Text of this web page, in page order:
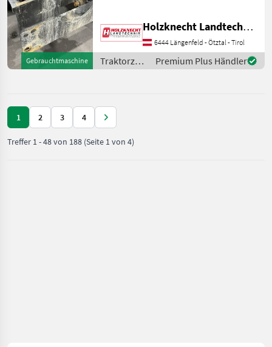
Gebrauchtmaschine
Zapfwelle, passend auch
für Hydrac Fronthubwerk
Wir freuen uns auf Ihr
Holzknecht Landtechnik GmbH.
6444 Längenfeld - Ötztal - Tirol
Traktorzubehör
/ Hydrac
Premium Plus Händler
1 2 3 4
Treffer 1-48von 188 (Seite 1 von 4)